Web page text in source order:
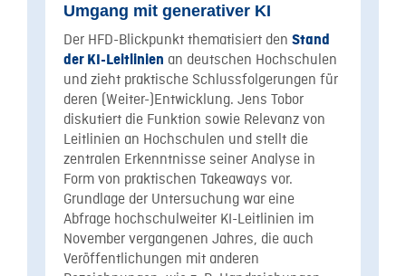
Umgang mit generativer KI
Der HFD-Blickpunkt thematisiert den Stand
der KI-Leitlinien an deutschen Hochschulen
und zieht praktische Schlussfolgerungen für
deren (Weiter-)Entwicklung. Jens Tobor
diskutiert die Funktion sowie Relevanz von
Leitlinien an Hochschulen und stellt die
zentralen Erkenntnisse seiner Analyse in
Form von praktischen Takeaways vor.
Grundlage der Untersuchung war eine
Abfrage hochschulweiter KI-Leitlinien im
November vergangenen Jahres, die auch
Veröffentlichungen mit anderen